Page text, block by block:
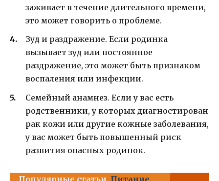
заживает в течение длительного времени,
это может говорить о проблеме.
Зуд и раздражение. Если родинка
вызывает зуд или постоянное
раздражение, это может быть признаком
воспаления или инфекции.
Семейный анамнез. Если у вас есть
родственники, у которых диагностирован
рак кожи или другие кожные заболевания,
у вас может быть повышенный риск
развития опасных родинок.
Популярные статьи Питание